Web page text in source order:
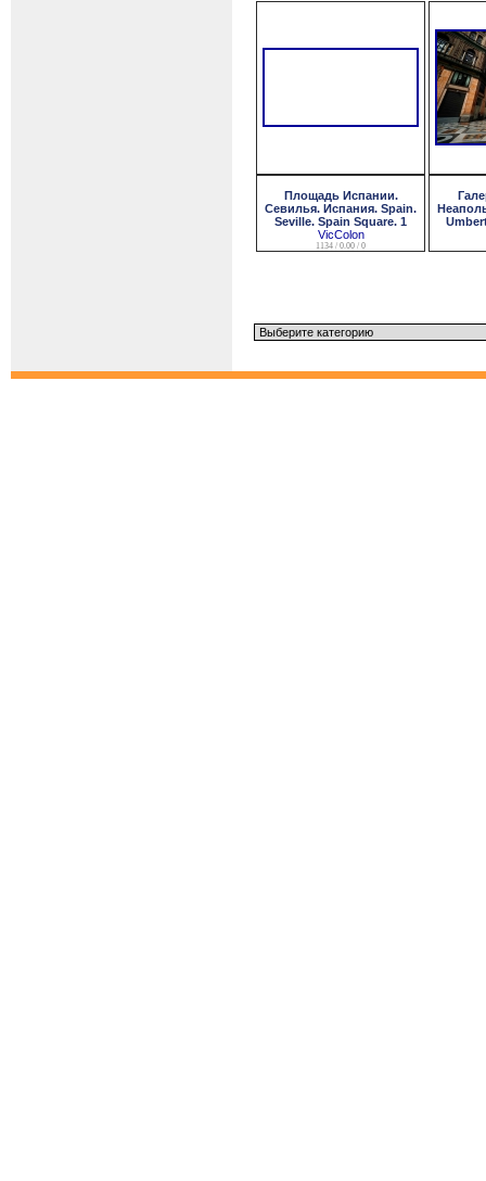
Площадь Испании.
Севилья. Испания. Spain.
Seville. Spain Square. 1
VicColon
1134 / 0.00 / 0